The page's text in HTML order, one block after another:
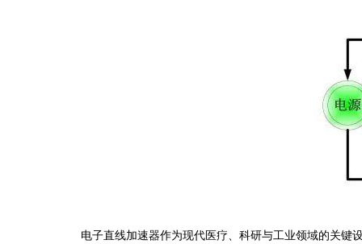
电子直线加速器作为现代医疗、科研与工业领域的关键